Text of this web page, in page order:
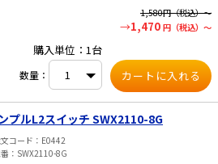
SF1005D本体 ・電源アダプタ ・インストール・
ださい。メーカーの都合により、商品改良のため
仕様、外観は予告なく変更する場合があります。
新仕様の商品への移行中は、新・旧異なる仕様の
在庫が混在する可能性がございます。
1,580円（税込）～
1,470 円（税込）～
購入単位：1台
数量：
プルL2スイッチ SWX2110-8G
コード
E0442
SWX2110-8G